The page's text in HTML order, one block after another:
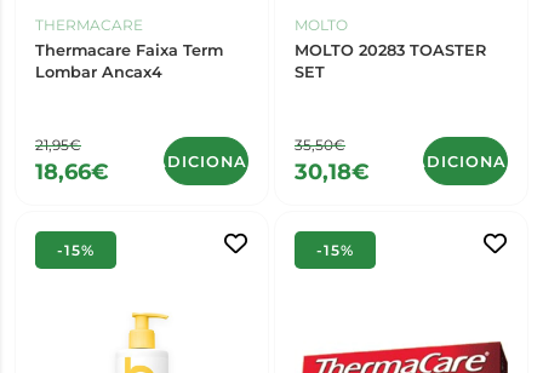
THERMACARE
Thermacare Faixa Term
Lombar Ancax4
21,95€
18,66€ ADICIONAR
MOLTO
MOLTO 20283 TOASTER
SET
35,50€
30,18€ ADICIONAR
-15% -15%